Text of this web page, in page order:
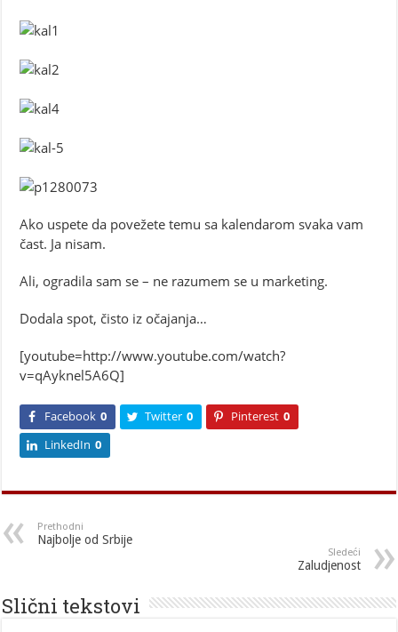
Ako uspete da povežete temu sa kalendarom svaka vam
čast. Ja nisam.
Ali, ogradila sam se – ne razumem se u marketing.
Dodala spot, čisto iz očajanja…
[youtube=http://www.youtube.com/watch?
v=qAyknel5A6Q]
Facebook 0 Twitter 0 Pinterest 0
LinkedIn 0
Prethodni
Najbolje od Srbije
Sledeći
Zaludjenost
Slični tekstovi